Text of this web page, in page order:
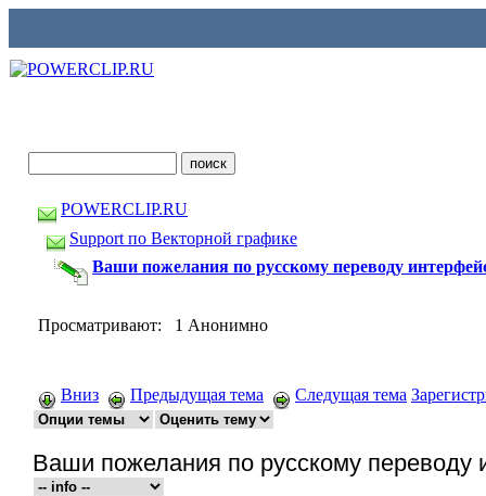
POWERCLIP.RU
Support по Векторной графике
Ваши пожелания по русскому переводу
Просматривают: 1 Анонимно
Вниз Предыдущая тема Следущая тема
Ваши пожелания по русскому переводу